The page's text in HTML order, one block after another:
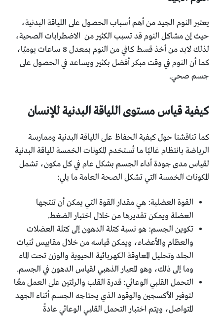
يعتبر النوم الجيد من أهم أسباب الحصول على اللياقة البدنية،
حيث إن مشاكل النوم قد تسبب الكثير من الاضطرابات الصحية،
لذلك لابد من أخذ قسط كافي من النوم بمعدل 8 ساعات يوميًا،
كما أن النوم في وقت مبكر أفضل بكثير ويساعد في الحصول على
جسم صحي.
كيفية قياس مستوى اللياقة البدنية للإنسان
كما تناقشنا حول كيفية الحفاظ على اللياقة البدنية وممارسة
الرياضة بانتظام غالبًا ما تُستخدم المكونات الخمسة للياقة البدنية
لقياس مدى جودة أداء الجسم بشكل عام في كل مكون، تشمل
المكونات الخمسة التي تشكل الصحة العامة ما يلي:
القوة العضلية: هي مقدار القوة التي يمكن أن تنتجها
العضلة ويمكن تقديرها من خلال اختبار الضغط.
تكوين الجسم: هو نسبة كتلة الدهون إلى كتلة العضلات
والعظام والأعضاء، ويمكن قياسه من خلال مقاييس ثنيات
الجلد وتحليل المعاوقة الكهربائية الحيوية والوزن تحت الماء
وما إلى ذلك، وهو المعيار الذهبي لقياس الدهون في الجسم.
التحمل القلبي الوعائي: قدرة القلب والرئتين على العمل معًا
لتوفير الأكسجين والوقود الذي يحتاجه الجسم أثناء الجهد
المتواصل، ويتم اختبار التحمل القلبي الوعائي عادةً